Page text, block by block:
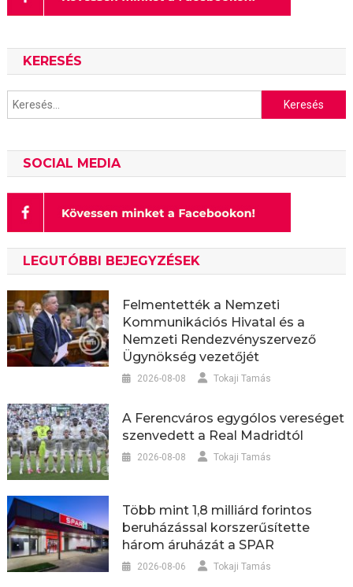
KERESÉS
Keresés:
SOCIAL MEDIA
LEGUTÓBBI BEJEGYZÉSEK
Felmentették a Nemzeti
Kommunikációs Hivatal és a
Nemzeti Rendezvényszervező
Ügynökség vezetőjét
2026-08-08 Tokaji Tamás
A Ferencváros egygólos vereséget
szenvedett a Real Madridtól
2026-08-08 Tokaji Tamás
Több mint 1,8 milliárd forintos
beruházással korszerűsítette
három áruházát a SPAR
2026-08-06 Tokaji Tamás